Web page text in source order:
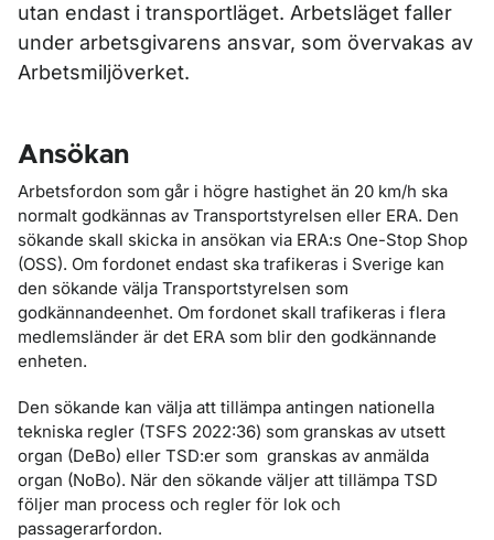
utan endast i transportläget. Arbetsläget faller
under arbetsgivarens ansvar, som övervakas av
Arbetsmiljöverket.
Ansökan
Arbetsfordon som går i högre hastighet än 20 km/h ska
normalt godkännas av Transportstyrelsen eller ERA. Den
sökande skall skicka in ansökan via ERA:s One-Stop Shop
(OSS). Om fordonet endast ska trafikeras i Sverige kan
den sökande välja Transportstyrelsen som
godkännandeenhet. Om fordonet skall trafikeras i flera
medlemsländer är det ERA som blir den godkännande
enheten.
Den sökande kan välja att tillämpa antingen nationella
tekniska regler (TSFS 2022:36) som granskas av utsett
organ (DeBo) eller TSD:er som granskas av anmälda
organ (NoBo). När den sökande väljer att tillämpa TSD
följer man process och regler för lok och
passagerarfordon.